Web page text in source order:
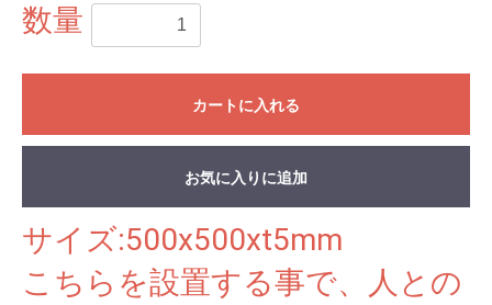
数量
カートに入れる
お気に入りに追加
サイズ:500x500xt5mm
こちらを設置する事で、人との